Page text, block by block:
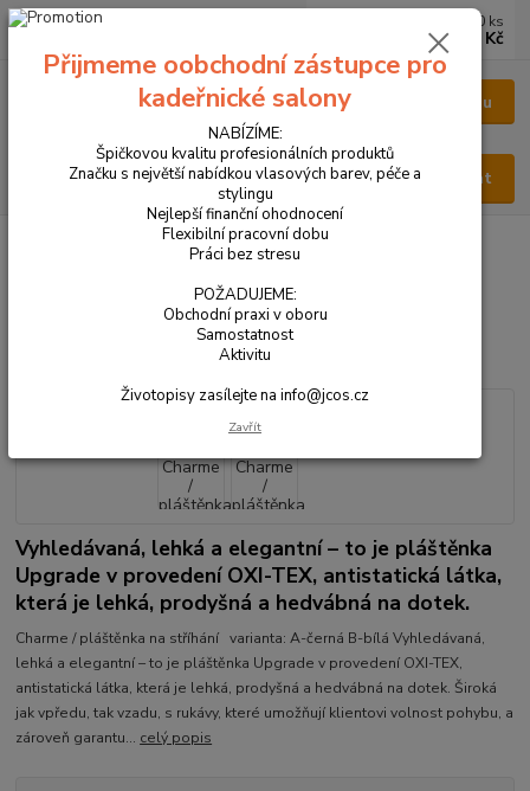
Menu
Hledat
0 ks
0 Kč
VŠECHNY PRODUKTY
Charme / pláštěnka na stříhání (černá
Charme / pláštěnka na stříhání
(černá nebo bílá)
Vyhledávaná, lehká a elegantní – to je pláštěnka
Upgrade v provedení OXI-TEX, antistatická látka,
která je lehká, prodyšná a hedvábná na dotek.
Charme / pláštěnka na stříhání varianta: A-černá B-bílá Vyhledávaná,
lehká a elegantní – to je pláštěnka Upgrade v provedení OXI-TEX,
antistatická látka, která je lehká, prodyšná a hedvábná na dotek. Široká
jak vpředu, tak vzadu, s rukávy, které umožňují klientovi volnost pohybu, a
zároveň garantu... celý popis
Přijmeme oobchodní zástupce pro
kadeřnické salony
NABÍZÍME:
Špičkovou kvalitu profesionálních produktů
Značku s největší nabídkou vlasových barev, péče a
stylingu
Nejlepší finanční ohodnocení
Flexibilní pracovní dobu
Práci bez stresu
POŽADUJEME:
Obchodní praxi v oboru
Samostatnost
Aktivitu
Životopisy zasílejte na info@jcos.cz
Zavřít